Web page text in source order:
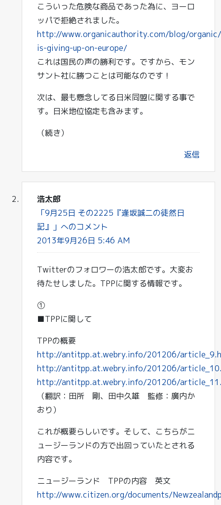
こういった危険な商品であった為に、ヨーロ
ッパで拒絶されました。
http://www.organicauthority.com/blog/
is-giving-up-on-europe/
これは国民の声の勝利です。ですから、モン
サント社に勝つことは可能なのです！
次は、最も懸念してる日米同盟に関する事で
す。日米地位協定も含みます。
（続き）
返信
浩太郎
「9月25日 その2225『逢坂誠二の徒然日
記』」へのコメント
2013年9月26日 5:46 AM
Twitterのフォロワーの浩太郎です。大変お
待たせしました。TPPに関する情報です。
①
■TPPに関して
TPPの概要
http://antitpp.at.webry.info/201206/
http://antitpp.at.webry.info/201206/
http://antitpp.at.webry.info/201206/
（翻訳：田所 剛、田中久雄 監修：廣内か
おり）
これが概要らしいです。そして、こちらがニ
ュージーランドの方で出回っていたとされる
内容です。
ニュージーランド TPPの内容 英文
http://www.citizen.org/documents/